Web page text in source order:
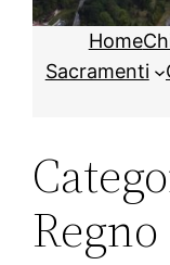
Home
Sacramenti
Regno